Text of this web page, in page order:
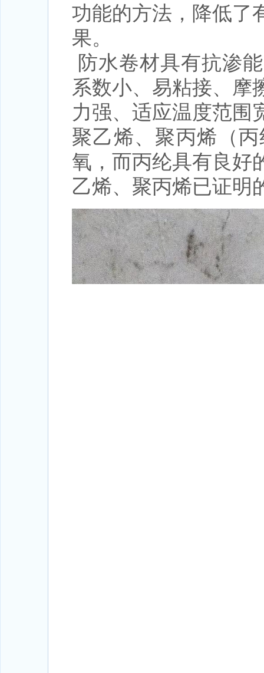
功能的方法，降低了
果。
防水卷材具有抗渗
系数小、易粘接、摩
力强、适应温度范围
聚乙烯、聚丙烯（
氧，而丙纶具有良好
乙烯、聚丙烯已证明